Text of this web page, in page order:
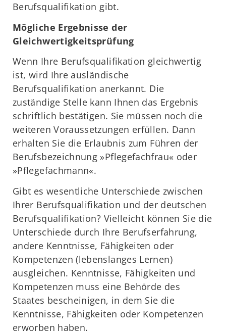
Berufsqualifikation gibt.
Mögliche Ergebnisse der
Gleichwertigkeitsprüfung
Wenn Ihre Berufsqualifikation gleichwertig
ist, wird Ihre ausländische
Berufsqualifikation anerkannt. Die
zuständige Stelle kann Ihnen das Ergebnis
schriftlich bestätigen. Sie müssen noch die
weiteren Voraussetzungen erfüllen. Dann
erhalten Sie die Erlaubnis zum Führen der
Berufsbezeichnung »Pflegefachfrau« oder
»Pflegefachmann«.
Gibt es wesentliche Unterschiede zwischen
Ihrer Berufsqualifikation und der deutschen
Berufsqualifikation? Vielleicht können Sie die
Unterschiede durch Ihre Berufserfahrung,
andere Kenntnisse, Fähigkeiten oder
Kompetenzen (lebenslanges Lernen)
ausgleichen. Kenntnisse, Fähigkeiten und
Kompetenzen muss eine Behörde des
Staates bescheinigen, in dem Sie die
Kenntnisse, Fähigkeiten oder Kompetenzen
erworben haben.